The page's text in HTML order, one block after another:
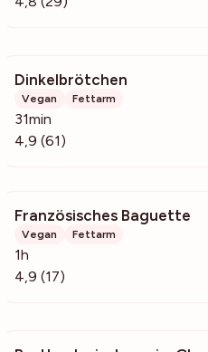
Dinkelbrötchen
Vegan Fettarm
31min
4,9 (61)
Französisches Baguette
Vegan Fettarm
1h
4,9 (17)